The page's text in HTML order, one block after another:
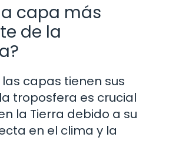
capa más
de la
capas tienen sus
troposfera es crucial
la Tierra debido a su
en el clima y la